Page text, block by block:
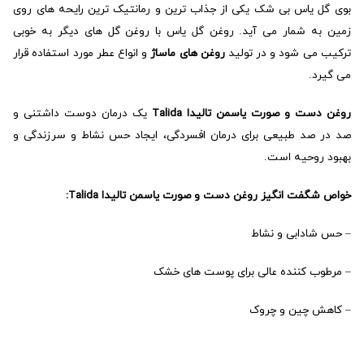
بوی گل یاس بی شک یکی از جذاب ترین و رمانتیک ترین رایحه های روی
زمین به شمار می آید. روغن گل یاس با روغن گل های دیگر به خوبی
ترکیب می شود و در تولیدروغن های ماساژو انواع عطر مورد استفاده قرار
می گیرد.
روغن دست و صورت یاسمن تالیدا Talida
یک درمان دوست داشتنی و
صد در صد طبیعی برای درمان افسردگی، ایجاد حس نشاط و سرزندگی و
بهبود روحیه است.
خواص شگفت انگیز روغن دست و صورت یاسمن تالیدا Talida:
– حس شادابی و نشاط
– مرطوب کننده عالی برای پوست های خشک
– کاهش چین و چروک